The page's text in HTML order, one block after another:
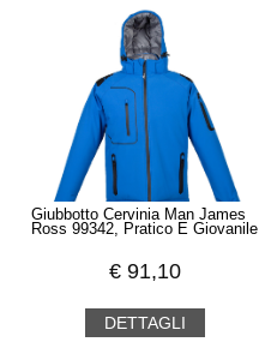
Giubbotto Cervinia Man James
Ross 99342, Pratico E Giovanile
€ 91,10
DETTAGLI